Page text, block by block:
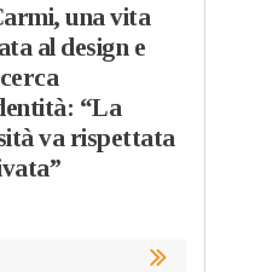
una vita
al design e
“La
va rispettata